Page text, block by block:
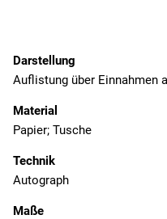
Darstellung
Auflistung über Einnahmen
Material
Papier; Tusche
Technik
Autograph
Maße